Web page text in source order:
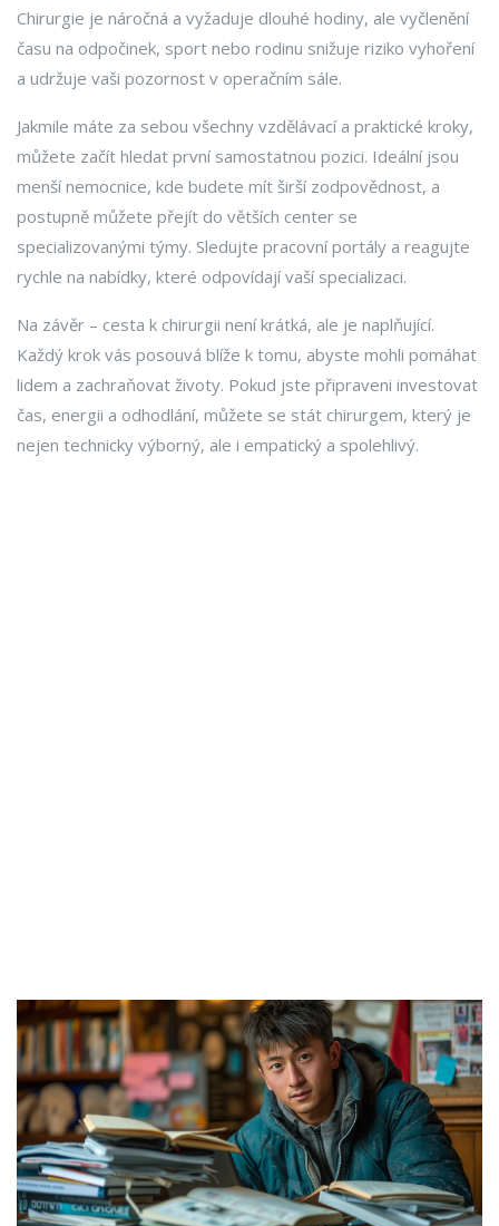
Chirurgie je náročná a vyžaduje dlouhé hodiny, ale vyčlenění
času na odpočinek, sport nebo rodinu snižuje riziko vyhoření
a udržuje vaši pozornost v operačním sále.
Jakmile máte za sebou všechny vzdělávací a praktické kroky,
můžete začít hledat první samostatnou pozici. Ideální jsou
menší nemocnice, kde budete mít širší zodpovědnost, a
postupně můžete přejít do větších center se
specializovanými týmy. Sledujte pracovní portály a reagujte
rychle na nabídky, které odpovídají vaší specializaci.
Na závěr – cesta k chirurgii není krátká, ale je naplňující.
Každý krok vás posouvá blíže k tomu, abyste mohli pomáhat
lidem a zachraňovat životy. Pokud jste připraveni investovat
čas, energii a odhodlání, můžete se stát chirurgem, který je
nejen technicky výborný, ale i empatický a spolehlivý.